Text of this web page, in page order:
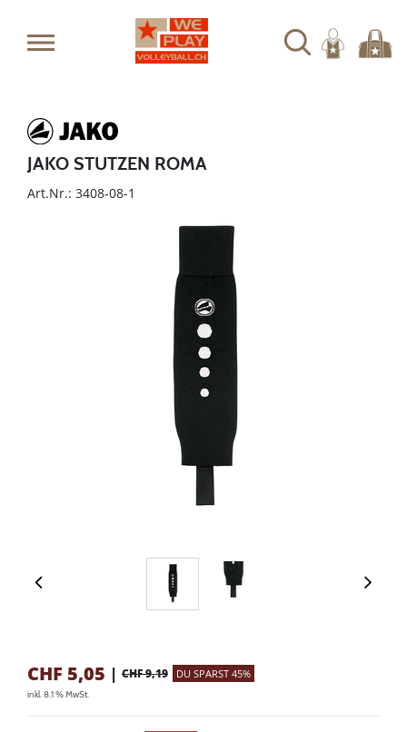
JAKO STUTZEN ROMA
Art.Nr.: 3408-08-1
CHF 5,05 | CHF 9,19 DU SPARST 45%
inkl. 8.1 % MwSt.